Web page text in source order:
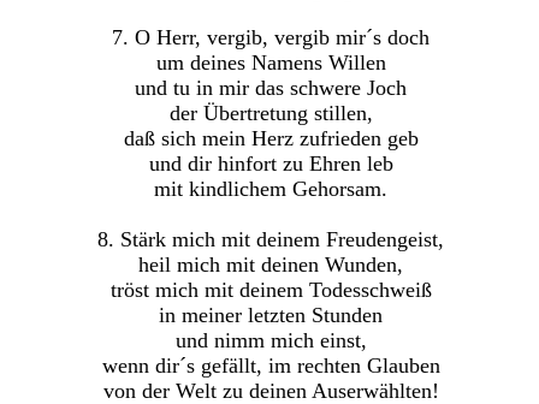
7. O Herr, vergib, vergib mir´s doch
um deines Namens Willen
und tu in mir das schwere Joch
der Übertretung stillen,
daß sich mein Herz zufrieden geb
und dir hinfort zu Ehren leb
mit kindlichem Gehorsam.
8. Stärk mich mit deinem Freudengeist,
heil mich mit deinen Wunden,
tröst mich mit deinem Todesschweiß
in meiner letzten Stunden
und nimm mich einst,
wenn dir´s gefällt, im rechten Glauben
von der Welt zu deinen Auserwählten!